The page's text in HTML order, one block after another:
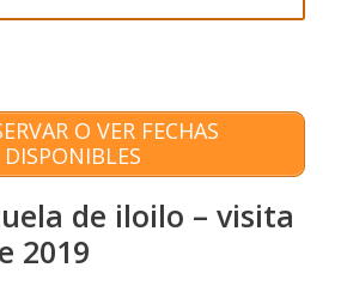
O VER FECHAS
DISPONIBLES
de iloilo – visita
2019